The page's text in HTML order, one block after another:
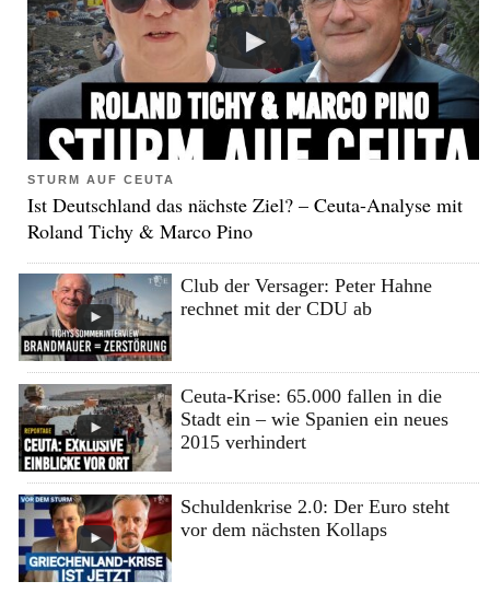
STURM AUF CEUTA
Ist Deutschland das nächste Ziel? – Ceuta-Analyse mit
Roland Tichy & Marco Pino
Club der Versager: Peter Hahne
rechnet mit der CDU ab
Ceuta-Krise: 65.000 fallen in die
Stadt ein – wie Spanien ein neues
2015 verhindert
Schuldenkrise 2.0: Der Euro steht
vor dem nächsten Kollaps